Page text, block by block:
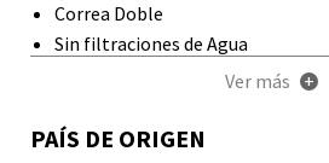
Correa Doble
Sin filtraciones de Agua
Protección UV
Ver más +
PAÍS DE ORIGEN